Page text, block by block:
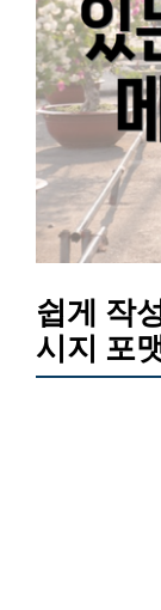
쉽게 작
시지 포